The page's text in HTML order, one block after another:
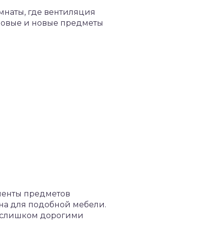
где вентиляция
и новые предметы
предметов
для подобной мебели.
слишком дорогими